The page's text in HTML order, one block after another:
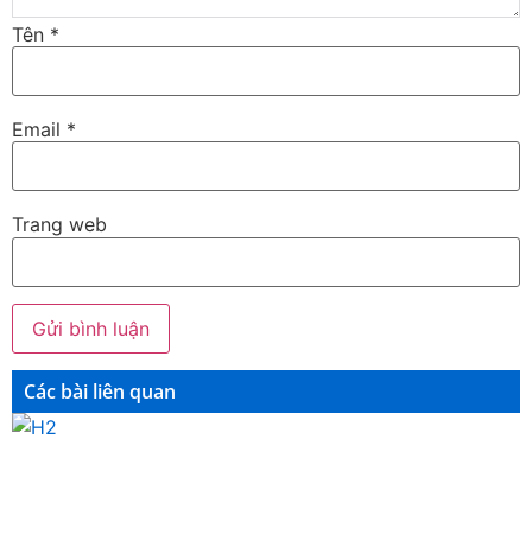
Tên *
Email *
Trang web
Các bài liên quan